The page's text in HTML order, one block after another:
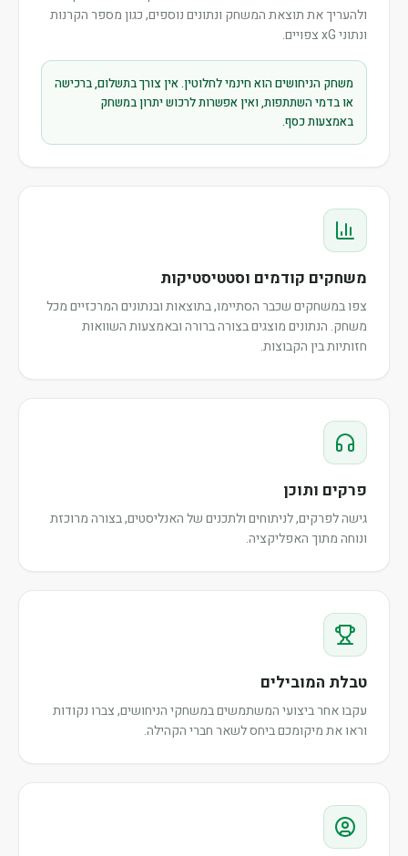
ולהעריך את תוצאת המשחק ונתונים נוספים, כגון מספר הקרנות
ונתוני xG צפויים.
משחק הניחושים הוא חינמי לחלוטין. אין צורך בתשלום, ברכישה
או בדמי השתתפות, ואין אפשרות לרכוש יתרון במשחק
באמצעות כסף.
משחקים קודמים וסטטיסטיקות
צפו במשחקים שכבר הסתיימו, בתוצאות ובנתונים המרכזיים מכל
משחק. הנתונים מוצגים בצורה ברורה ובאמצעות השוואות
חזותיות בין הקבוצות.
פרקים ותוכן
גישה לפרקים, לניתוחים ולתכנים של האנליסטים, בצורה מרוכזת
ונוחה מתוך האפליקציה.
טבלת המובילים
עקבו אחר ביצועי המשתמשים במשחקי הניחושים, צברו נקודות
וראו את מיקומכם ביחס לשאר חברי הקהילה.